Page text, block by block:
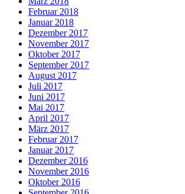
Februar 2018
Januar 2018
Dezember 2017
November 2017
Oktober 2017
September 2017
August 2017
Juli 2017
Juni 2017
Mai 2017
April 2017
März 2017
Februar 2017
Januar 2017
Dezember 2016
November 2016
Oktober 2016